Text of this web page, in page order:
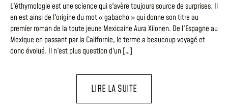
L'éthymologie est une science qui s'avère toujours source de surprises. Il
en est ainsi de l'origine du mot « gabacho » qui donne son titre au
premier roman de la toute jeune Mexicaine Aura Xilonen. De l'Espagne au
Mexique en passant par la Californie, le terme a beaucoup voyagé et
donc évolué. Il n'est plus question d'un […]
LIRE LA SUITE